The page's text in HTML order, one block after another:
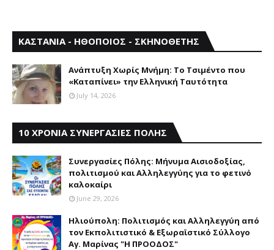
ΚΑΣΤΑΝΙΑ - ΗΘΟΠΟΙΟΣ - ΣΚΗΝΟΘΕΤΗΣ
Aνάπτυξη Xωρίς Mνήμη: Το Τσιμέντο που
«Καταπίνει» την Ελληνική Ταυτότητα
July 14, 2026
10 ΧΡΟΝΙΑ ΣΥΝΕΡΓΑΣΙΕΣ ΠΟΛΗΣ
Συνεργασίες Πόλης: Mήνυμα Aισιοδοξίας,
πολιτισμού και Aλληλεγγύης για το φετινό
καλοκαίρι
June 29, 2026
Ηλιούπολη: Πολιτισμός και Aλληλεγγύη από
τον Εκπολιτιστικό & Εξωραϊστικό Σύλλογο
Αγ. Μαρίνας "Η ΠΡΟΟΔΟΣ"